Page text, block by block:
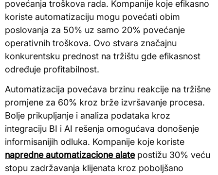
povećanja troškova rada. Kompanije koje efikasno
koriste automatizaciju mogu povećati obim
poslovanja za 50% uz samo 20% povećanje
operativnih troškova. Ovo stvara značajnu
konkurentsku prednost na tržištu gde efikasnost
određuje profitabilnost.
Automatizacija povećava brzinu reakcije na tržišne
promjene za 60% kroz brže izvršavanje procesa.
Bolje prikupljanje i analiza podataka kroz
integraciju BI i AI rešenja omogućava donošenje
informisanijih odluka. Kompanije koje koriste
napredne automatizacione alatepostižu 30% veću
stopu zadržavanja klijenata kroz poboljšano